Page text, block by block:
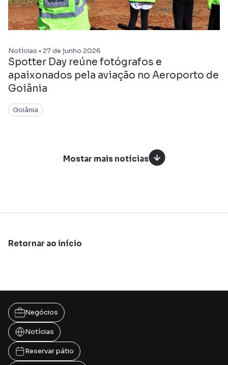
Notícias • 27 de junho 2026
Spotter Day reúne fotógrafos e
apaixonados pela aviação no Aeroporto de
Goiânia
Goiânia
Mostar mais notícias
Retornar ao início
Negócios
Notícias
Reservar pátio